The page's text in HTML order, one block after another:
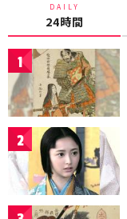
DAILY
24時間
1
2